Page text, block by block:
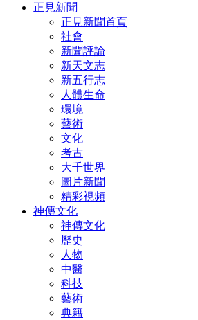
正見新聞
正見新聞首頁
社會
新聞評論
新天文志
新五行志
人體生命
環境
藝術
文化
考古
大千世界
圖片新聞
精彩視頻
神傳文化
神傳文化
歷史
人物
中醫
科技
藝術
典籍